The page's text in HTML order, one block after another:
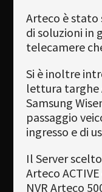
Arteco è
di soluzioni in
telecamere
Si è inoltre
lettura targhe
Samsung
passaggio
ingresso e di
Il Server
Arteco
NVR Arteco